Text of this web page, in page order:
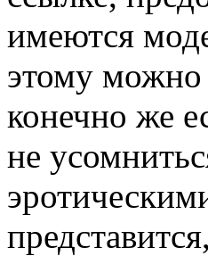
имеются
этому можно
конечно же
не